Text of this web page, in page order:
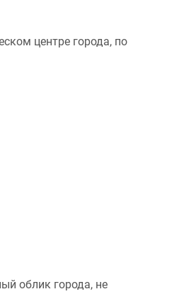
центре города, по
облик города, не